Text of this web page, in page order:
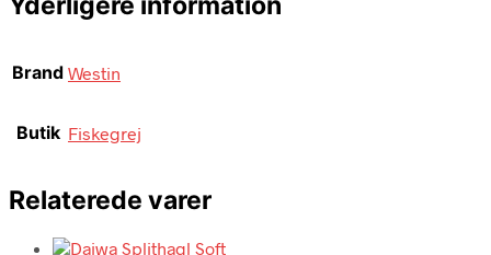
Brand Westin
Butik Fiskegrej
Relaterede varer